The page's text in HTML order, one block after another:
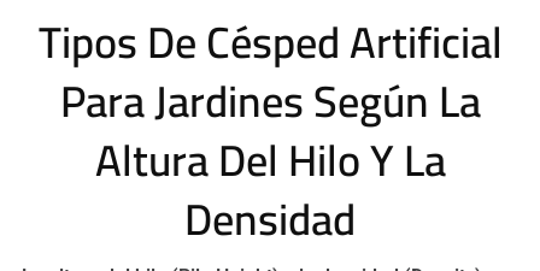
Tipos De Césped Artificial
Para Jardines Según La
Altura Del Hilo Y La
Densidad